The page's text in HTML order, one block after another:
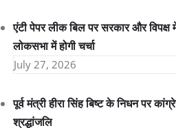
एंटी पेपर लीक बिल पर सरकार और विपक्ष
लोकसभा में होगी चर्चा
July 27, 2026
पूर्व मंत्री हीरा सिंह बिष्ट के निधन पर
श्रद्धांजलि